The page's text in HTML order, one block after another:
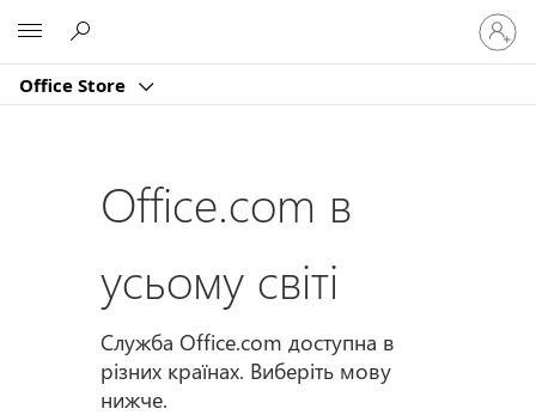
Office Store
свій
запис
Office.com в
усьому світі
Служба Office.com доступна в
різних країнах. Виберіть мову
нижче.